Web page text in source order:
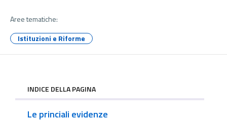
Aree tematiche:
Istituzioni e Riforme
INDICE DELLA PAGINA
Le princiali evidenze